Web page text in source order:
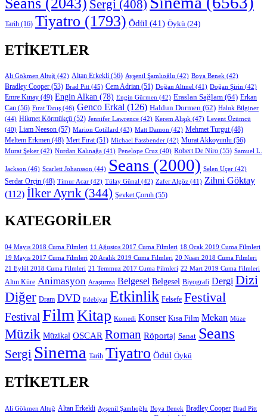
Sergi (408)
Tarih (16) Tiyatro (1793) Ödül (41) Öykü (24)
ETIKETLER
Ali Gökmen Altuğ (42) Altan Erkekli (56) Ayşenil Şamlıoğlu (42) Boya Benek (42)
Bradley Cooper (53) Brad Pitt (45) Cem Adrian (51) Doğan Altınel (41) Doğan Şirin (42)
Emre Kınay (49) Engin Alkan (78) Engin Gürmen (42) Eraslan Sağlam (64) Erkan
Can (56) Fırat Tanış (46) Genco Erkal (126) Haldun Dormen (62) Haluk Bilginer
(44) Hikmet Körmükçü (52) Jennifer Lawrence (42) Kerem Alışık (47) Levent Üzümcü
(40) Liam Neeson (57) Marion Cotillard (43) Matt Damon (42) Mehmet Turgut(48)
Meltem Erkmen (48) Mert Fırat(51) Michael Fassbender (42) Murat Akkoyunlu (56)
Murat Şeker (42) Nurdan Kalınağa (41) Penelope Cruz (40) Robert De Niro (55) Samuel L.
Jackson (46) Scarlett Johansson (44) Seans (2000) Selen Uçer (42)
Serdar Orçin (48) Timur Acar (42) Tülay Günal (42) Zafer Algöz (41) Zihni Göktay
(112) İlker Ayrık (344) Şevket Çoruh (55)
KATEGORILER
04 Mayıs 2018 Cuma Filmleri 11 Ağustos 2017 Cuma Filmleri 18 Ocak 2019 Cuma Filmleri
19 Mayıs 2017 Cuma Filmleri 20 Aralık 2019 Cuma Filmleri 20 Nisan 2018 Cuma Filmleri
21 Eylül 2018 Cuma Filmleri 21 Temmuz 2017 Cuma Filmleri 22 Mart 2019 Cuma Filmleri
Altın Küre Animasyon Araştırma Belgesel Belgesel Biyografi Dergi Dizi
Diğer Dram DVD Edebiyat Etkinlik Felsefe Festival
FestivalFilmKitap Komedi Konser Kısa Film Mekan Müze
Müzik Müzikal OSCAR Roman Röportaj Sanat Seans
Sergi Sinema Tarih Tiyatro Ödül Öykü
ETIKETLER
Ali Gökmen Altuğ Altan Erkekli Ayşenil Şamlıoğlu Boya Benek Bradley Cooper Brad Pitt